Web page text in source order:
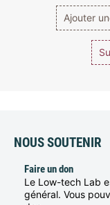
Ajouter
NOUS SOUTENIR
Faire un don
Le Low-tech Lab
général. Vous